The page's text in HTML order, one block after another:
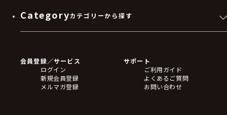
Categoryカテゴリーから探す
フィギュア
アクリルスタンド
バッジ
キーホルダー・ストラップ
会員登録／サービス
ログイン
新規会員登録
メルマガ登録
サポート
ご利用ガイド
よくあるご質問
お問い合わせ